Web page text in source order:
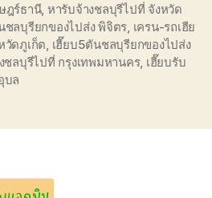
ฎร์ธานี, หารับจ้างชลบุรีไปที่ จังหวัด
ชลบุรียกของไปส่ง พิจิตร เครน-รถเฮีย
วัดภูเก็ต เฮี๊ยบ5ตันชลบุรียกของไปส่ง
ชลบุรีไปที่ กรุงเทพมหานคร, เฮี๊ยบรับ
บล